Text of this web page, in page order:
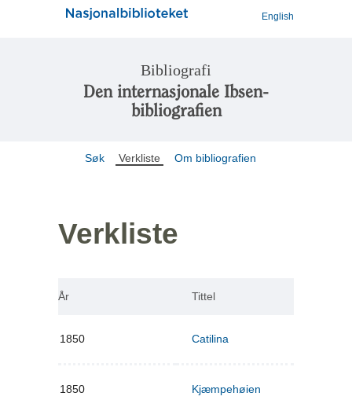
English
Bibliografi
Den internasjonale Ibsen-
bibliografien
Søk Verkliste Om bibliografien
Verkliste
År Tittel
1850 Catilina
1850 Kjæmpehøien